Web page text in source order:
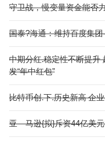
守卫战，慢变量资金能否
国泰?海通：维持百度集团
中期分红.稳定性不断提升
发“年中红包”
比特币创.下.历史新高 企
亚—马逊{拟}斥资44亿美